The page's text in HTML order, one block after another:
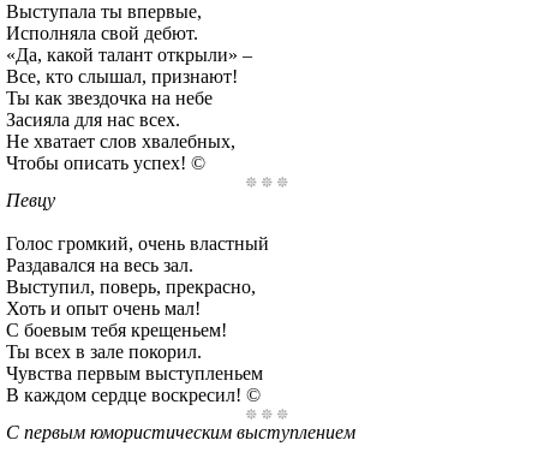
Выступала ты впервые,
Исполняла свой дебют.
«Да, какой талант открыли» –
Все, кто слышал, признают!
Ты как звездочка на небе
Засияла для нас всех.
Не хватает слов хвалебных,
Чтобы описать успех! ©
Певцу
Голос громкий, очень властный
Раздавался на весь зал.
Выступил, поверь, прекрасно,
Хоть и опыт очень мал!
С боевым тебя крещеньем!
Ты всех в зале покорил.
Чувства первым выступленьем
В каждом сердце воскресил! ©
С первым юмористическим выступлением